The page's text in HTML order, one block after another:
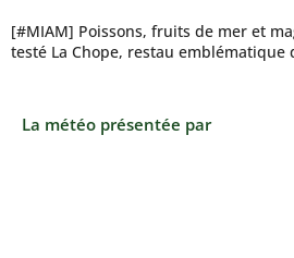
[#MIAM] Poissons, fruits de mer et
testé La Chope, restau emblématique
La météo présentée par